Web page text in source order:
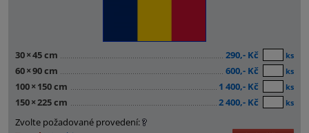
30×45 cm 290,- Kč ks
60×90 cm 600,- Kč ks
100× 150 cm 1 400,- Kč ks
150×225 cm 2 400,- Kč ks
Zvolte požadované provedení: